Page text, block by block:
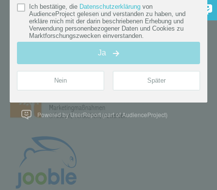
Powered by UserReport (part of AudienceProject)